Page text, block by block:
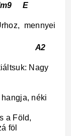
E
mennyei
A2
Nagy
néki
a Föld,
föl